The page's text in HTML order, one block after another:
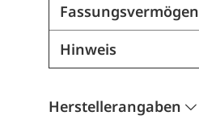
Fassungsvermögen
Hinweis
Herstellerangaben